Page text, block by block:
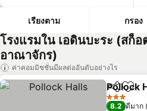
เรียงตาม กรอง
โรงแรมใน เอดินบะระ (สก็
อาณาจักร)
ค่าคอมมิชชั่นมีผลต่ออันดับอย่างไร
แชร์ เพิ่ม
Pollock
3 ดาว
8.2 ดีมาก